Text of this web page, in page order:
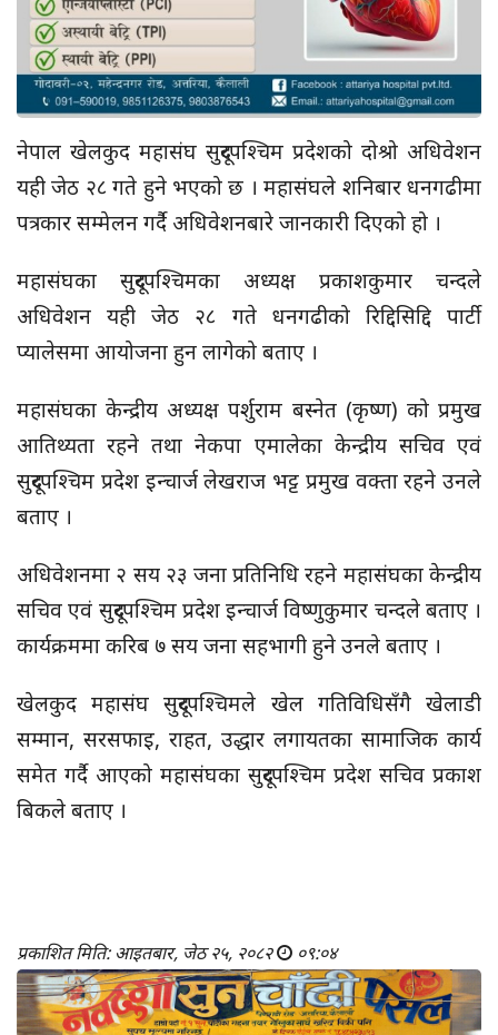
नेपाल खेलकुद महासंघ सुदूरपश्चिम प्रदेशको दोश्रो अधिवेशन
यही जेठ २८ गते हुने भएको छ ।महासंघले शनिबार धनगढीमा
पत्रकार सम्मेलन गर्दै अधिवेशनबारे जानकारी दिएको हो ।
महासंघका सुदूरपश्चिमका अध्यक्ष प्रकाशकुमार चन्दले
अधिवेशन यही जेठ २८ गते धनगढीको रिद्दिसिद्दिपार्टी
प्यालेसमा आयोजना हुन लागेको बताए ।
महासंघका केन्द्रीय अध्यक्ष पर्शुराम बस्नेत (कृष्ण) को प्रमुख
आतिथ्यता रहने तथा नेकपा एमालेका केन्द्रीय सचिव एवं
सुदूरपश्चिम प्रदेश इन्चार्ज लेखराज भट्ट प्रमुख वक्ता रहने उनले
बताए ।
अधिवेशनमा २ सय २३ जना प्रतिनिधि रहने महासंघकाकेन्द्रीय
सचिव एवं सुदूरपश्चिम प्रदेश इन्चार्ज विष्णुकुमार चन्दले बताए ।
कार्यक्रममा करिब ७ सय जना सहभागी हुने उनले बताए ।
खेलकुदमहासंघ सुदूरपश्चिमले खेल गतिविधिसँगै खेलाडी
सम्मान, सरसफाइ, राहत, उद्धार लगायतका सामाजिक कार्य
समेत गर्दै आएको महासंघका सुदूरपश्चिम प्रदेश सचिव प्रकाश
बिकले बताए ।
प्रकाशित मिति: आइतबार, जेठ २५, २०८२ ०९:०४